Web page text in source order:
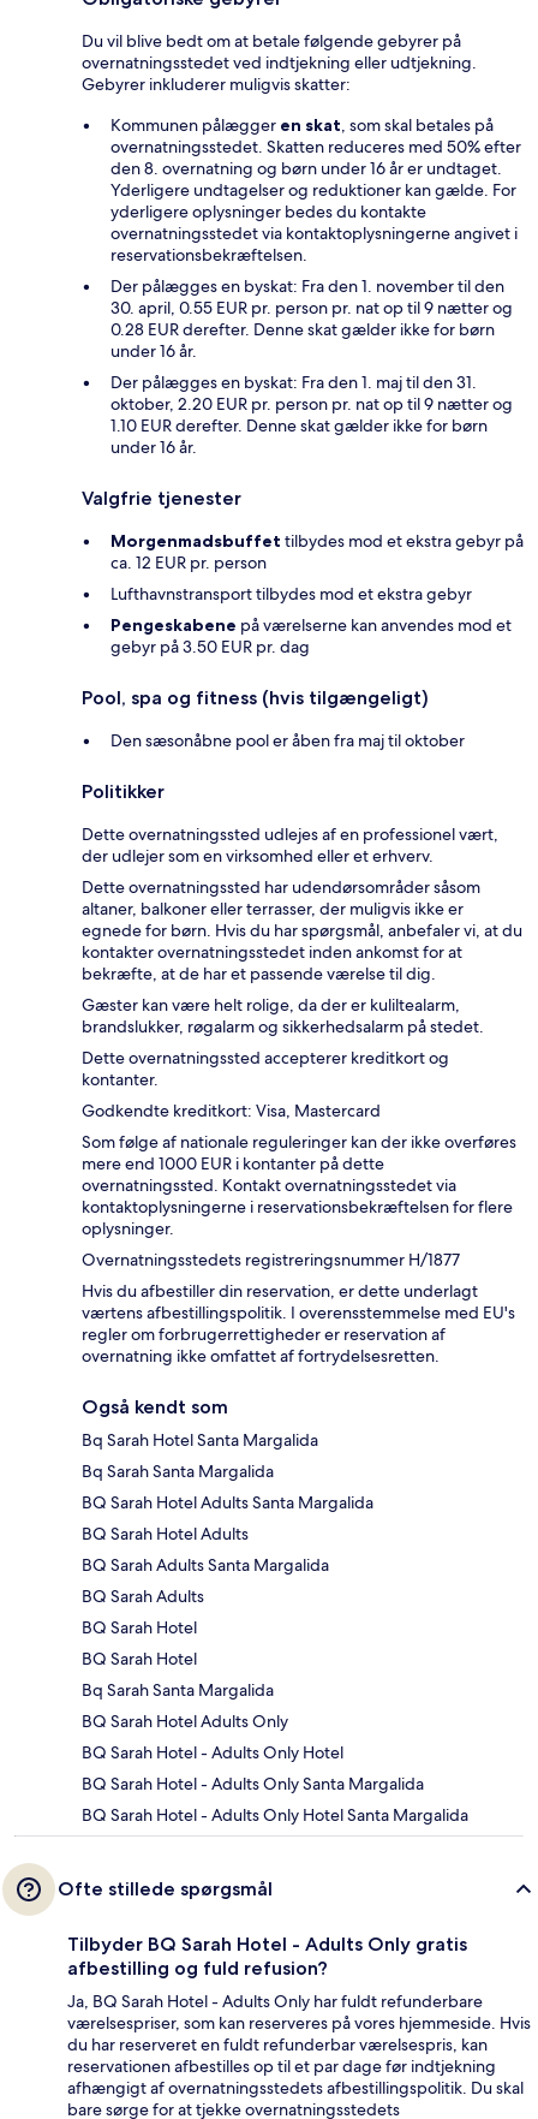
Du vil blive bedt om at betale følgende gebyrer på
overnatningsstedet ved indtjekning eller udtjekning.
Gebyrer inkluderer muligvis skatter:
Kommunen pålægger en skat, som skal betales på
overnatningsstedet. Skatten reduceres med 50% efter
den 8. overnatning og børn under 16 år er undtaget.
Yderligere undtagelser og reduktioner kan gælde. For
yderligere oplysninger bedes du kontakte
overnatningsstedet via kontaktoplysningerne angivet i
reservationsbekræftelsen.
Der pålægges en byskat: Fra den 1. november til den
30. april, 0.55 EUR pr. person pr. nat op til 9 nætter og
0.28 EUR derefter. Denne skat gælder ikke for børn
under 16 år.
Der pålægges en byskat: Fra den 1. maj til den 31.
oktober, 2.20 EUR pr. person pr. nat op til 9 nætter og
1.10 EUR derefter. Denne skat gælder ikke for børn
under 16 år.
Valgfrie tjenester
Morgenmadsbuffet tilbydes mod et ekstra gebyr på
ca. 12 EUR pr. person
Lufthavnstransport tilbydes mod et ekstra gebyr
Pengeskabene på værelserne kan anvendes mod et
gebyr på 3.50 EUR pr. dag
Pool, spa og fitness (hvis tilgængeligt)
Den sæsonåbne pool er åben fra maj til oktober
Politikker
Dette overnatningssted udlejes af en professionel vært,
der udlejer som en virksomhed eller et erhverv.
Dette overnatningssted har udendørsområder såsom
altaner, balkoner eller terrasser, der muligvis ikke er
egnede for børn. Hvis du har spørgsmål, anbefaler vi, at du
kontakter overnatningsstedet inden ankomst for at
bekræfte, at de har et passende værelse til dig.
Gæster kan være helt rolige, da der er kuliltealarm,
brandslukker, røgalarm og sikkerhedsalarm på stedet.
Dette overnatningssted accepterer kreditkort og
kontanter.
Godkendte kreditkort: Visa, Mastercard
Som følge af nationale reguleringer kan der ikke overføres
mere end 1000 EUR i kontanter på dette
overnatningssted. Kontakt overnatningsstedet via
kontaktoplysningerne i reservationsbekræftelsen for flere
oplysninger.
Overnatningsstedets registreringsnummer H/1877
Hvis du afbestiller din reservation, er dette underlagt
værtens afbestillingspolitik. I overensstemmelse med EU's
regler om forbrugerrettigheder er reservation af
overnatning ikke omfattet af fortrydelsesretten.
Også kendt som
Bq Sarah Hotel Santa Margalida
Bq Sarah Santa Margalida
BQ Sarah Hotel Adults Santa Margalida
BQ Sarah Hotel Adults
BQ Sarah Adults Santa Margalida
BQ Sarah Adults
BQ Sarah Hotel
BQ Sarah Hotel
Bq Sarah Santa Margalida
BQ Sarah Hotel Adults Only
BQ Sarah Hotel - Adults Only Hotel
BQ Sarah Hotel - Adults Only Santa Margalida
BQ Sarah Hotel - Adults Only Hotel Santa Margalida
Ofte stillede spørgsmål
Tilbyder BQ Sarah Hotel - Adults Only gratis
afbestilling og fuld refusion?
Ja, BQ Sarah Hotel - Adults Only har fuldt refunderbare
værelsespriser, som kan reserveres på vores hjemmeside. Hvis
du har reserveret en fuldt refunderbar værelsespris, kan
reservationen afbestilles op til et par dage før indtjekning
afhængigt af overnatningsstedets afbestillingspolitik. Du skal
bare sørge for at tjekke overnatningsstedets